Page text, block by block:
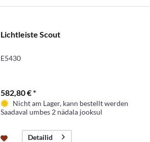
Lichtleiste Scout
E5430
582,80 € *
Nicht am Lager, kann bestellt werden
Saadaval umbes 2 nädala jooksul
Detailid